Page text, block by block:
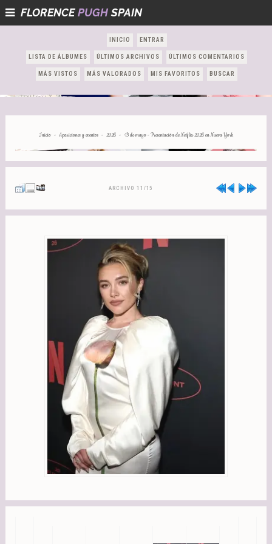
FLORENCE PUGH SPAIN
INICIO ENTRAR
LISTA DE ÁLBUMES ÚLTIMOS ARCHIVOS ÚLTIMOS COMENTARIOS
MÁS VISTOS MÁS VALORADOS MIS FAVORITOS BUSCAR
Inicio - Apariciones y eventos - 2026 - 13 de mayo - Presentación de Netflix 2026 en Nueva York
ARCHIVO 11/15